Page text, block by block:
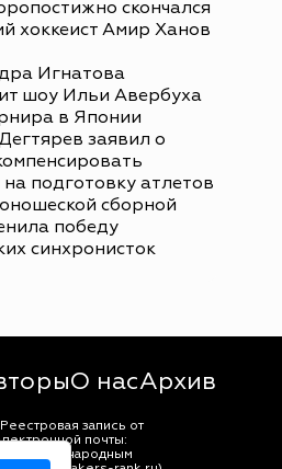
скончался
хоккеист Амир Ханов
Игнатова
шоу Ильи Авербуха
в Японии
заявил о
подготовку атлетов
сборной
победу
синхронисток
О насАрхив
запись от
почты:
и международным